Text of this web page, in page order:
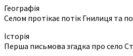
Географія
Селом протікає потік Гнилиця та
Історія
Перша письмова згадка про село